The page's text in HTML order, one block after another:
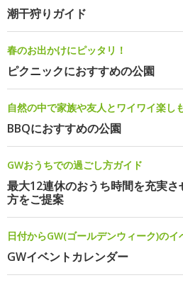
潮干狩りガイド
春のお出かけにピッタリ！
ピクニックにおすすめの公園
自然の中で家族や友人とワイワイ楽し
BBQにおすすめの公園
GWおうちでの過ごし方ガイド
最大12連休のおうち時間を充実
方をご提案
日付からGW(ゴールデンウィーク)のイ
GWイベントカレンダー